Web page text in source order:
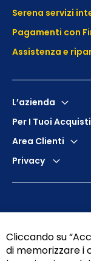
Serena servizi
Pagamenti con
Assistenza e
L’azienda
Per I Tuoi Acquisti
Area Clienti
Privacy
Cliccando su
di memorizzare i